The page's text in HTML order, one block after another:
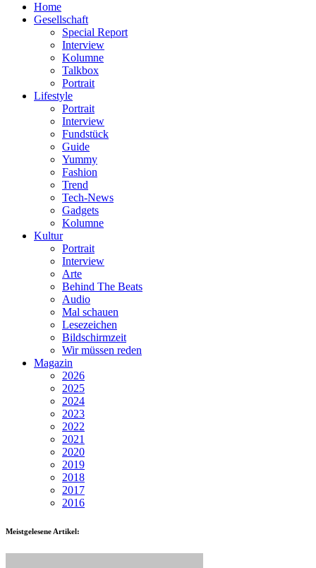
Home
Gesellschaft
Special Report
Interview
Kolumne
Talkbox
Portrait
Lifestyle
Portrait
Interview
Fundstück
Guide
Yummy
Fashion
Trend
Tech-News
Gadgets
Kolumne
Kultur
Portrait
Interview
Arte
Behind The Beats
Audio
Mal schauen
Lesezeichen
Bildschirmzeit
Wir müssen reden
Magazin
2026
2025
2024
2023
2022
2021
2020
2019
2018
2017
2016
Meistgelesene Artikel: